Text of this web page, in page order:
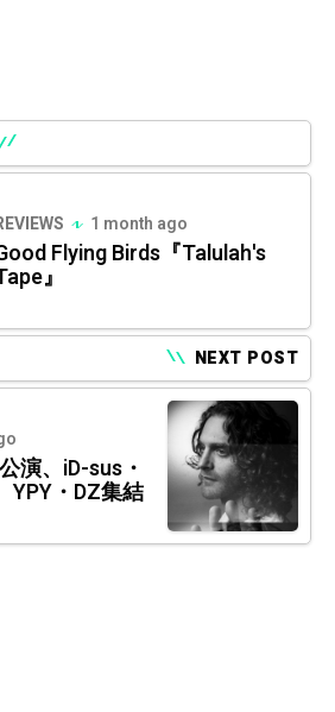
1 month ago
Flying Birds『Talulah's
』
NEXT POST
演、iD-sus・
YPY・DZ集結